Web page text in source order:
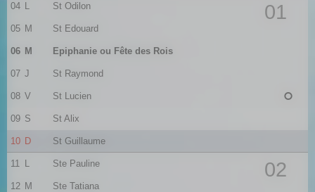
04 L St Odilon 01
05 M St Edouard
06 M Epiphanie ou Fête des Rois
07 J St Raymond
08 V St Lucien
09 S St Alix
10 D St Guillaume
11 L Ste Pauline 02
12 M Ste Tatiana